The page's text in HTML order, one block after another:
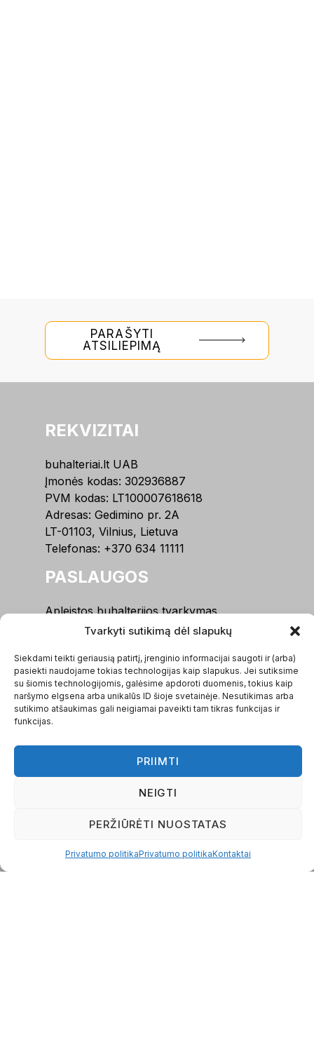
Tvarkyti sutikimą dėl slapukų
Siekdami teikti geriausią patirtį, įrenginio informacijai saugoti ir (arba)
pasiekti naudojame tokias technologijas kaip slapukus. Jei sutiksime
su šiomis technologijomis, galėsime apdoroti duomenis, tokius kaip
naršymo elgsena arba unikalūs ID šioje svetainėje. Nesutikimas arba
sutikimo atšaukimas gali neigiamai paveikti tam tikras funkcijas ir
funkcijas.
PRIIMTI
NEIGTI
PERŽIŪRĖTI NUOSTATAS
Privatumo politikaPrivatumo politikaKontaktai
PARAŠYTI
ATSILIEPIMĄ
REKVIZITAI
buhalteriai.lt UAB
Įmonės kodas: 302936887
PVM kodas: LT100007618618
Adresas: Gedimino pr. 2A
LT-01103, Vilnius, Lietuva
Telefonas: +370 634 11111
PASLAUGOS
Apleistos buhalterijos tvarkymas
Buhalterinė apskaita, IĮ
Buhalterinė apskaita, UAB / VšĮ
Įmonių steigimas
Kitos paslaugos
MENIU
Mūsų komanda
Paruoštukai
ES projektai